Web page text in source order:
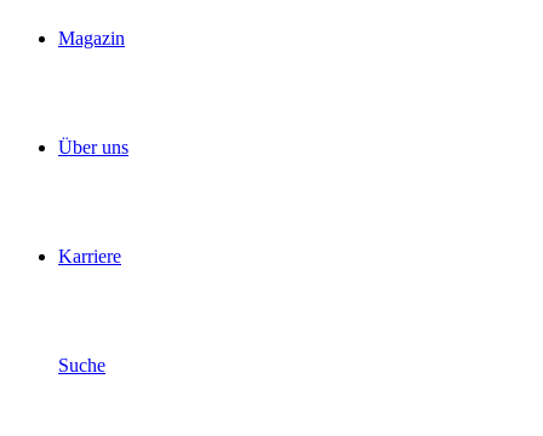
Magazin
Über uns
Karriere
Suche